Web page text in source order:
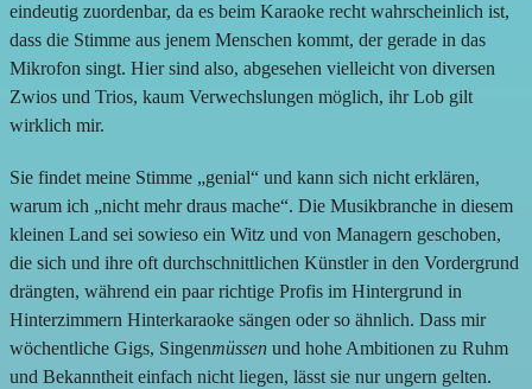
eindeutig zuordenbar, da es beim Karaoke recht wahrscheinlich ist,
dass die Stimme aus jenem Menschen kommt, der gerade in das
Mikrofon singt. Hier sind also, abgesehen vielleicht von diversen
Zwios und Trios, kaum Verwechslungen möglich, ihr Lob gilt
wirklich mir.
Sie findet meine Stimme „genial“ und kann sich nicht erklären,
warum ich „nicht mehr draus mache“. Die Musikbranche in diesem
kleinen Land sei sowieso ein Witz und von Managern geschoben,
die sich und ihre oft durchschnittlichen Künstler in den Vordergrund
drängten, während ein paar richtige Profis im Hintergrund in
Hinterzimmern Hinterkaraoke sängen oder so ähnlich. Dass mir
wöchentliche Gigs, Singenmüssen und hohe Ambitionen zu Ruhm
und Bekanntheit einfach nicht liegen, lässt sie nur ungern gelten.